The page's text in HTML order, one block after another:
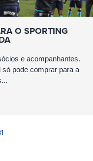
O SPORTING
e acompanhantes.
só pode comprar para a